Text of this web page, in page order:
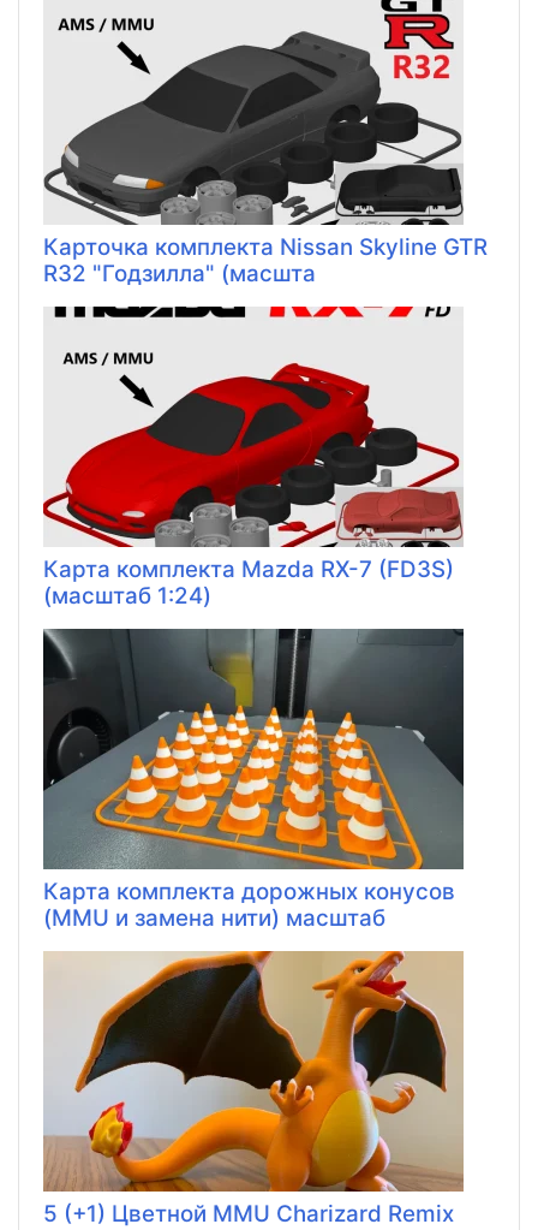
Карточка комплекта Nissan Skyline GTR
R32 "Годзилла" (масшта
Карта комплекта Mazda RX-7 (FD3S)
(масштаб 1:24)
Карта комплекта дорожных конусов
(MMU и замена нити) масштаб
5 (+1) Цветной MMU Charizard Remix